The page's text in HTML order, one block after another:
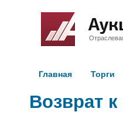
Главная Торги
Возврат